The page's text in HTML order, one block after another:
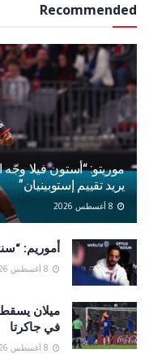
Recommended
موريتو: “أستون فيلا
يريد تقييم إستوبينيان”
أموريم:
ميلان يسقط
في جاكرتا